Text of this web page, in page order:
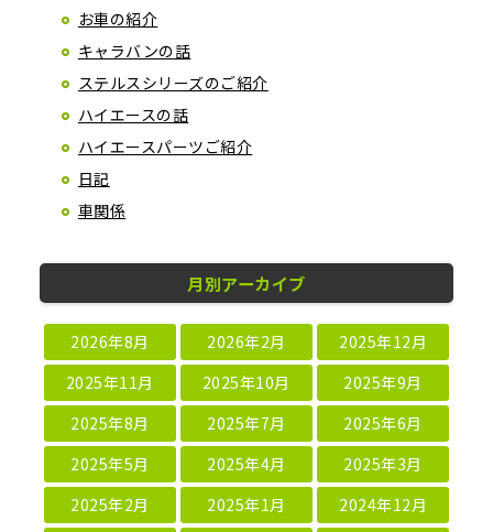
お車の紹介
キャラバンの話
ステルスシリーズのご紹介
ハイエースの話
ハイエースパーツご紹介
日記
車関係
月別アーカイブ
2026年8月 2026年2月
2025年12月
2025年11月
2025年10月
2025年9月
2025年8月
2025年7月
2025年6月
2025年5月
2025年4月
2025年3月
2025年2月
2025年1月
2024年12月